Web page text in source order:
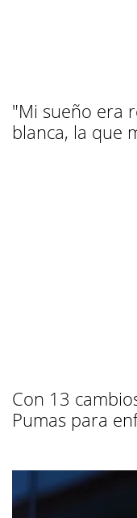
"Mi sueño era
blanca, la que
Con 13
Pumas para